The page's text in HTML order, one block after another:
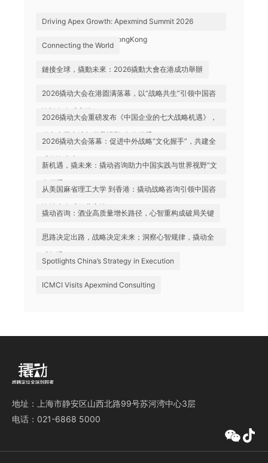
Driving Apex Growth: Apexmind Summit 2026
Successfully Held in HongKong
Connecting the World
鏈接全球，撬動未來：2026撬動大會在港成功舉辦
2026撬动大会在港圆满落幕，以“战略共生”引领中国咨
询迈向全球高地
2026撬动大会重磅发布《中国企业的七大战略机遇》，
助力中国实践与世界视野“文化握手”
2026撬动大会落幕：促进中外战略“文化握手”，共建全
球咨询生态
新机遇，撬未来：撬动咨询助力中国实践与世界视野“文
化握手”
从美国麻省理工大学 到香港：撬动战略咨询引领中国咨
询站上全球行业高地
撬动咨询：酒业高质量增长路径，心智重构成破局关键
思路决定出路，战略决定未来；洞察心智规律，撬动全
球机遇
Spotlights China’s Strategy in Execution
ICMCI Visits Apexmind Consulting
地址：上海市静安区山西北路99号苏河湾中心3层
电话：021-6868 5000